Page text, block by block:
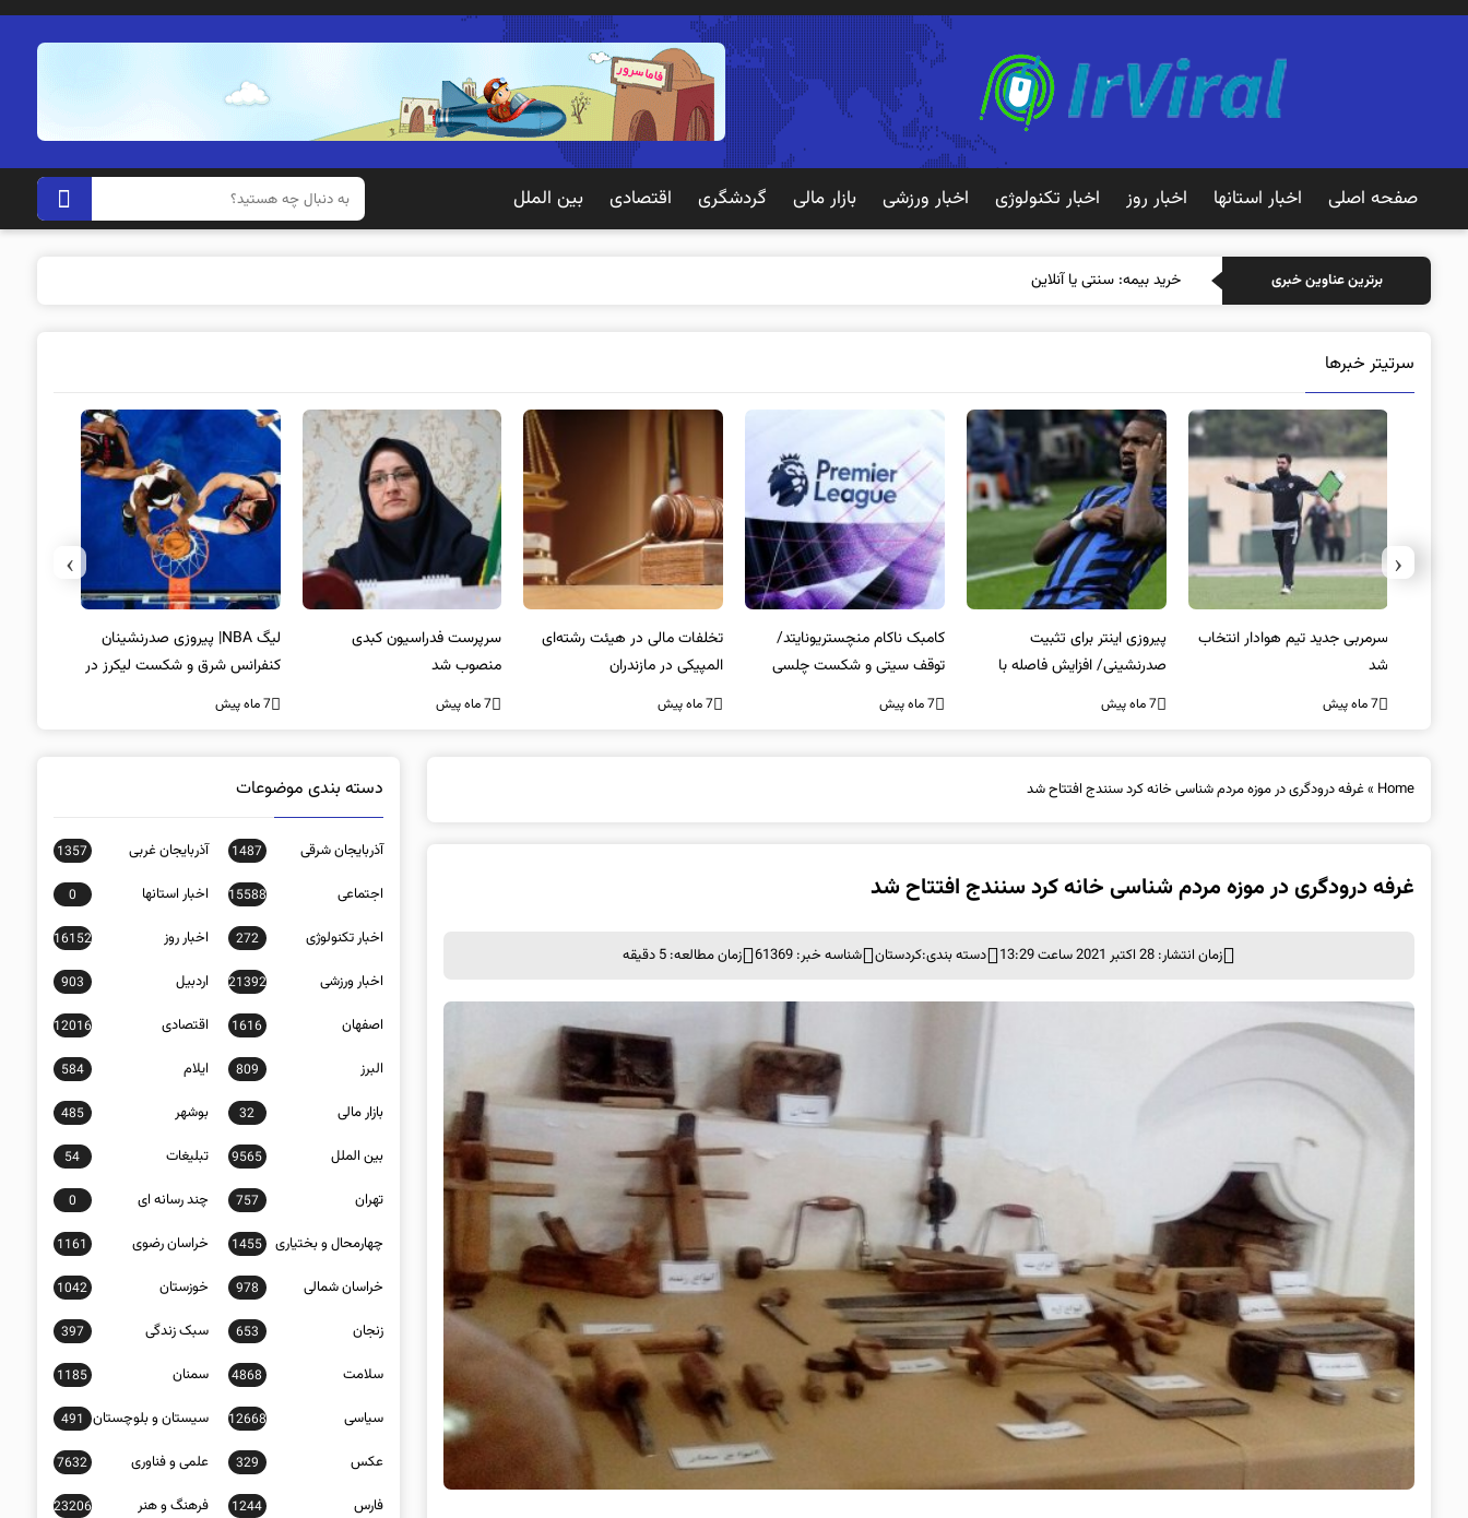
صفحه اصلی اخبار استانها اخبار روز اخبار تکنولوژی اخبار ورزشی بازار مالی گردشگری اقتصادی بین الملل
برترین عناوین خبری خرید بیمه: سنتی یا آنلاین؟ کدامیک تجربه بهتری
سرتیتر خبرها
سرمربی جدید تیم هوادار انتخاب
شد
7 ماه پیش
پیروزی اینتر برای تثبیت
صدرنشینی/ افزایش فاصله با
ناپولی
7 ماه پیش
کامبک ناکام منچستریونایتد/
توقف سیتی و شکست چلسی
7 ماه پیش
تخلفات مالی در هیئت رشته‌ای
المپیکی در مازندران
7 ماه پیش
سرپرست فدراسیون کبدی
منصوب شد
7 ماه پیش
لیگ NBA| پیروزی صدرنشینان
کنفرانس شرق و شکست لیکرز در
غیاب جیمز
7 ماه پیش
‹
›
Home
»غرفه درودگری در موزه مردم شناسی خانه کرد سنندج افتتاح شد
غرفه درودگری در موزه مردم شناسی خانه کرد سنندج افتتاح شد
زمان انتشار: 28 اکتبر 2021 ساعت 13:29 دسته بندی:کردستان شناسه خبر: 61369 زمان مطالعه: 5 دقیقه
دسته بندی موضوعات
آذربایجان شرقی 1487 آذربایجان غربی 1357
اجتماعی 15588 اخبار استانها 0
اخبار تکنولوژی 272 اخبار روز 16152
اخبار ورزشی 21392 اردبیل 903
اصفهان 1616 اقتصادی 12016
البرز 809 ایلام 584
بازار مالی 32 بوشهر 485
بین الملل 9565 تبلیغات 54
تهران 757 چند رسانه ای 0
چهارمحال و بختیاری 1455 خراسان رضوی 1161
خراسان شمالی 978 خوزستان 1042
زنجان 653 سبک زندگی 397
سلامت 4868 سمنان 1185
سیاسی 12668 سیستان و بلوچستان 491
عکس 329 علمی و فناوری 7632
فارس 1244 فرهنگ و هنر 23206